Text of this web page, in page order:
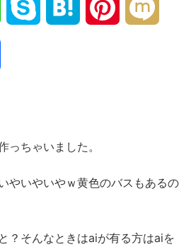
Line Skype Hatena Pinterest
っちゃいました。
やいやいやｗ黄色のバスもあるの
？そんなときはaiが有る方はaiを